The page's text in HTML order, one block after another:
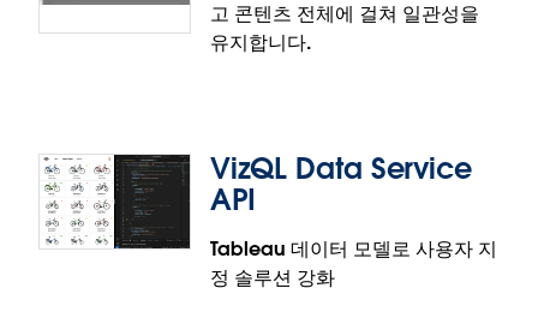
고 콘텐츠 전체에 걸쳐 일관성을
유지합니다.
사용자 지정 테마
VizQL Data Service
API
Tableau 데이터 모델로 사용자 지
정 솔루션 강화